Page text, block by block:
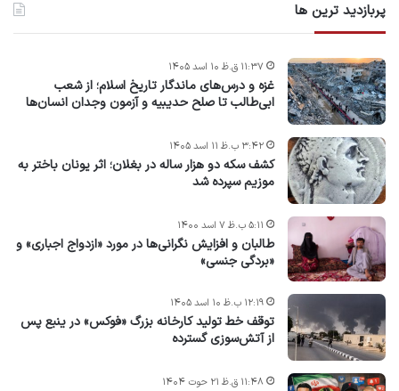
پربازدید ترین ها
غزه و درس‌های ماندگار تاریخ اسلام؛ از شعب
ابی‌طالب تا صلح حدیبیه و آزمون وجدان انسان‌ها
۱۱:۳۷ ق.ظ ۱۰ اسد ۱۴۰۵
کشف سکه دو هزار ساله در بغلان؛ اثر یونان باختر به
موزیم سپرده شد
۳:۴۲ ب.ظ ۱۱ اسد ۱۴۰۵
طالبان و افزایش نگرانی‌ها در مورد «ازدواج اجباری» و
«بردگی جنسی»
۵:۱۱ ب.ظ ۷ اسد ۱۴۰۰
توقف خط تولید کارخانه بزرگ «فوکس» در ینبع پس
از آتش‌سوزی گسترده
۱۲:۱۹ ب.ظ ۱۰ اسد ۱۴۰۵
۱۱:۴۸ ق.ظ ۲۱ حوت ۱۴۰۴